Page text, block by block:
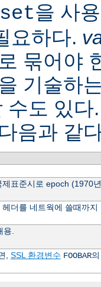
set을 사
요하다.
묶어야
기술하
수도 있
음과 같
제표준시로 epoch (1970
헤더를 네트웍에 쓸때까
용.
, SSL 환경변수 FOOBAR